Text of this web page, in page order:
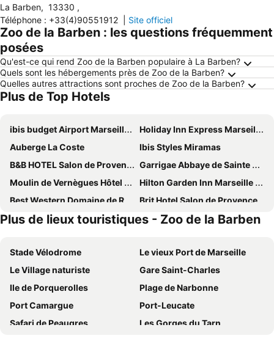
La Barben, 13330 ,
Téléphone : +33(4)90551912 Site officiel
Zoo de la Barben : les questions fréquemment
posées
Qu'est-ce qui rend Zoo de la Barben populaire à La Barben?
Quels sont les hébergements près de Zoo de la Barben?
Quelles autres attractions sont proches de Zoo de la Barben?
Plus de Top Hotels
ibis budget Airport Marseille Provence
Holiday Inn Express Marseille Airport By Ihg
Auberge La Coste
Ibis Styles Miramas
B&B HOTEL Salon de Provence
Garrigae Abbaye de Sainte Croix
Moulin de Vernègues Hôtel & Spa
Hilton Garden Inn Marseille Provence Airport
Best Western Domaine de Roquerousse
Brit Hotel Salon de Provence
Le Set Hôtel & Spa
ibis budget Aix en Provence les Milles
Clos la Verdiere
Aix Hotel
Mercure Aix-en-Provence La Duranne Gare TGV
Le Mas Du Colombier
The Camp Hotel & Lodges
Holiday Inn Marseille Airport By Ihg
Grand Hôtel De La Poste
Le Mas des Ecureuils
ibis Salon de Provence
ibis Styles Salon de Provence
Plus de lieux touristiques - Zoo de la Barben
Stade Vélodrome
Le vieux Port de Marseille
Le Village naturiste
Gare Saint-Charles
Ile de Porquerolles
Plage de Narbonne
Port Camargue
Port-Leucate
Safari de Peaugres
Les Gorges du Tarn